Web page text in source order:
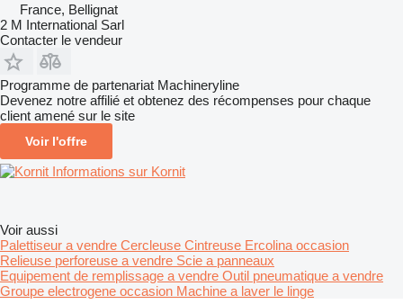
France, Bellignat
2 M International Sarl
Contacter le vendeur
Programme de partenariat Machineryline
Devenez notre affilié et obtenez des récompenses pour chaque
client amené sur le site
Voir l'offre
Informations sur Kornit
Voir aussi
Palettiseur a vendre Cercleuse Cintreuse Ercolina occasion
Relieuse perforeuse a vendre Scie a panneaux
Equipement de remplissage a vendre Outil pneumatique a vendre
Groupe electrogene occasion Machine a laver le linge